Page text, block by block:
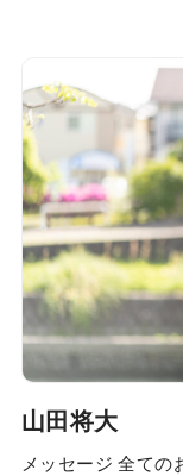
最高に楽しく面
ます。 お互いに
山田将大
メッセージ 全ての